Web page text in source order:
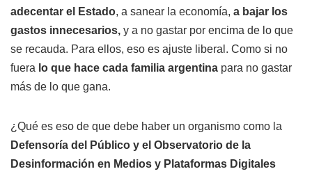
adecentar el Estado, a sanear la economía, a bajar los
gastos innecesarios, y a no gastar por encima de lo que
se recauda. Para ellos, eso es ajuste liberal. Como si no
fuera lo que hace cada familia argentina para no gastar
más de lo que gana.
¿Qué es eso de que debe haber un organismo como la
Defensoría del Público y el Observatorio de la
Desinformación en Medios y Plataformas Digitales